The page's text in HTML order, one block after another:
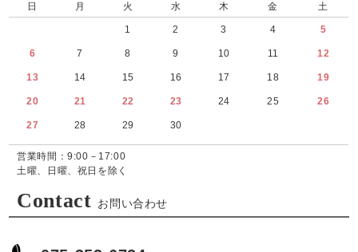
日 月 火 水 木 金 土
1 2 3 4 5
6 7 8 9 10 11 12
13 14 15 16 17 18 19
20 21 22 23 24 25 26
27 28 29 30
営業時間：9:00－17:00
土曜、日曜、祝日を除く
Contact お問い合わせ